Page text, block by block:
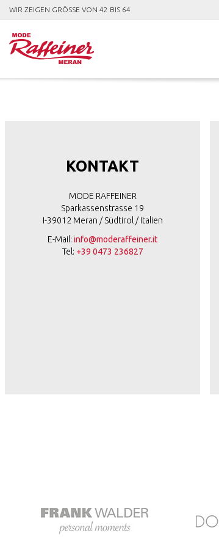
KONTAKT
MODE RAFFEINER
Sparkassenstrasse 19
I-39012 Meran / Südtirol / Italien
E-Mail: info@moderaffeiner.it
Tel: +39 0473 236827
WIR ZEIGEN GRÖSSE VON 42 BIS 64